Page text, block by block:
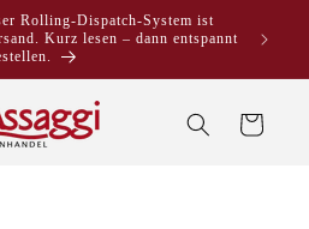
Rolling-Dispatch-System ist
Kurz lesen – dann entspannt
Warenkorb